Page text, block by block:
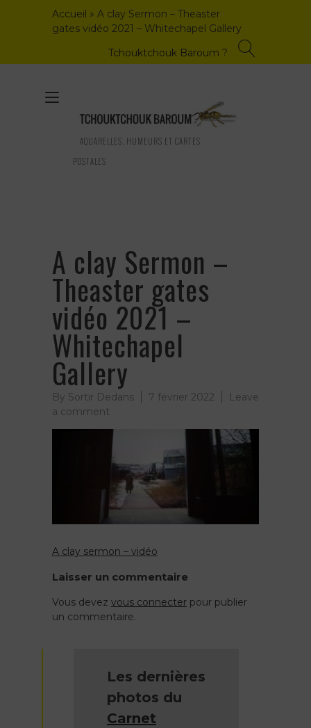
Accueil » A clay Sermon – Theaster
gates vidéo 2021 – Whitechapel Gallery
Tchouktchouk Baroum ?
AQUARELLES, HUMEURS ET CARTES
POSTALES
Toggle
navigation
A clay Sermon –
Theaster gates
vidéo 2021 –
Whitechapel
Gallery
By Sortir Dedans 7 février 2022
Leave
a commenton
Theaster
gates
vidéo
2021
Whitechapel
Navigation
de
l’article
A clay sermon – vidéo
Laisser un commentaire
Vous devez vous connecterpour publier
un commentaire.
Les dernières
photos du
Carnet